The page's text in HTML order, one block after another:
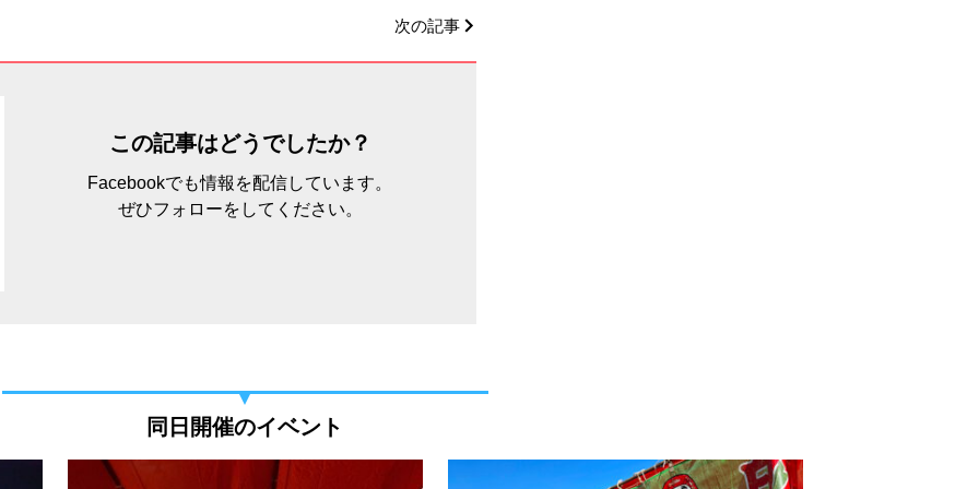
次の記事
この記事はどうでしたか？
Facebookでも情報を配信しています。
ぜひフォローをしてください。
同日開催のイベント